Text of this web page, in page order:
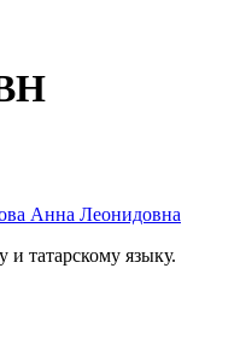
Анна Леонидовна
татарскому языку.